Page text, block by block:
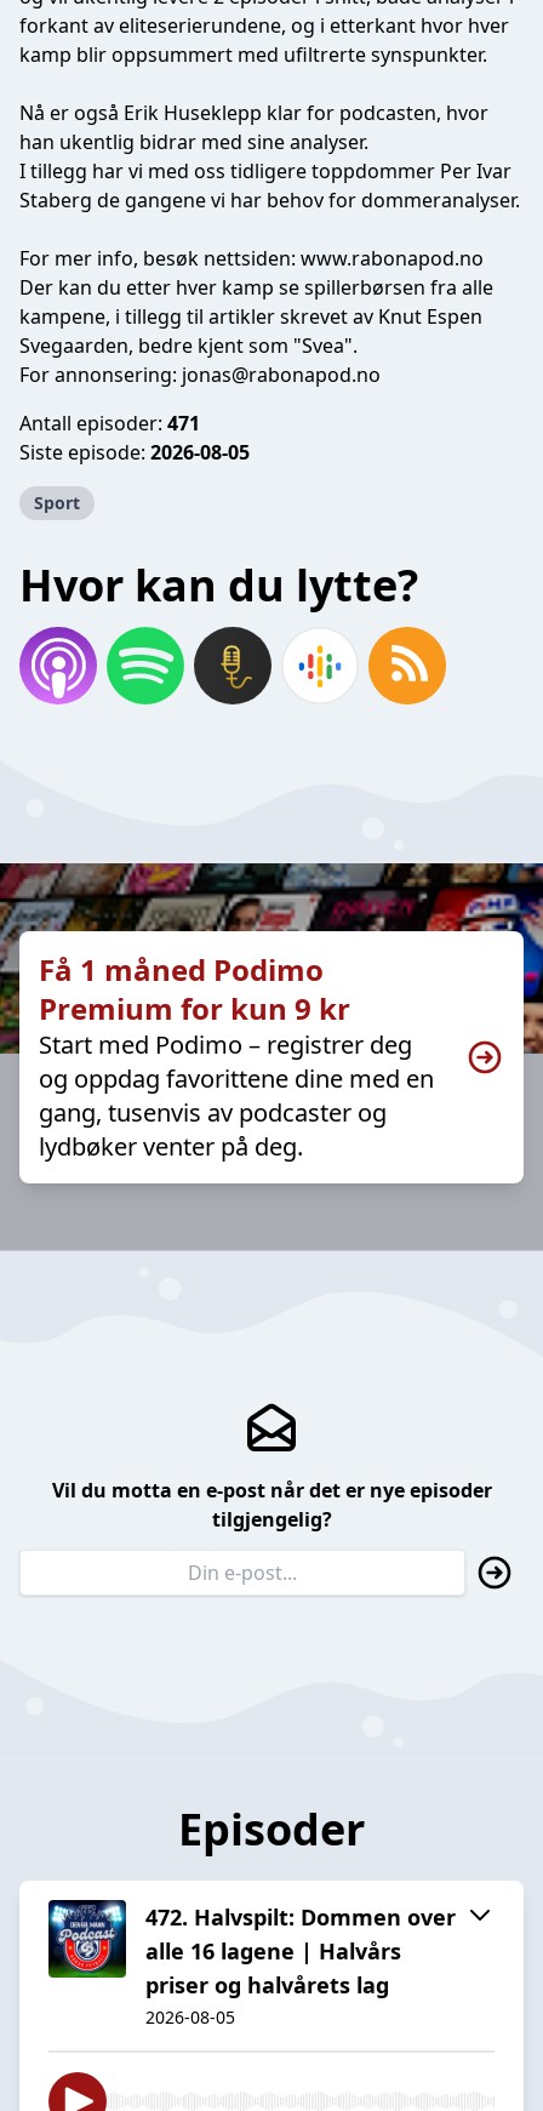
forkant av eliteserierundene, og i etterkant hvor hver
kamp blir oppsummert med ufiltrerte synspunkter.
Nå er også Erik Huseklepp klar for podcasten, hvor
han ukentlig bidrar med sine analyser.
I tillegg har vi med oss tidligere toppdommer Per Ivar
Staberg de gangene vi har behov for dommeranalyser.
For mer info, besøk nettsiden: www.rabonapod.no
Der kan du etter hver kamp se spillerbørsen fra alle
kampene, i tillegg til artikler skrevet av Knut Espen
Svegaarden, bedre kjent som "Svea".
For annonsering: jonas@rabonapod.no
Antall episoder: 471
Siste episode: 2026-08-05
Sport
Hvor kan du lytte?
Få 1 måned Podimo
Premium for kun 9 kr
Start med Podimo – registrer deg
og oppdag favorittene dine med en
gang, tusenvis av podcaster og
lydbøker venter på deg.
Vil du motta en e-post når det er nye episoder
tilgjengelig?
Episoder
472. Halvspilt: Dommen over
alle 16 lagene | Halvårs
priser og halvårets lag
2026-08-05